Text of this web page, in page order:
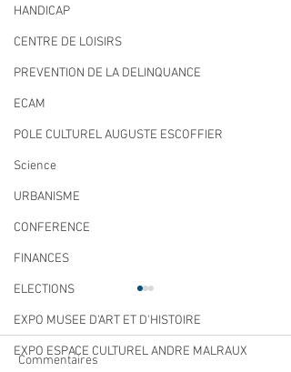
HANDICAP
CENTRE DE LOISIRS
PREVENTION DE LA DELINQUANCE
ECAM
POLE CULTUREL AUGUSTE ESCOFFIER
Science
URBANISME
CONFERENCE
FINANCES
ELECTIONS
EXPO MUSEE D'ART ET D'HISTOIRE
EXPO ESPACE CULTUREL ANDRE MALRAUX
Commentaires